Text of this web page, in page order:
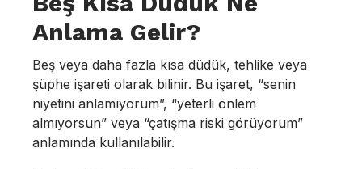
Anlama Gelir?
Beş veya daha fazla kısa düdük, tehlike veya
şüphe işareti olarak bilinir. Bu işaret, “senin
niyetini anlamıyorum”, “yeterli önlem
almıyorsun” veya “çatışma riski görüyorum”
anlamında kullanılabilir.